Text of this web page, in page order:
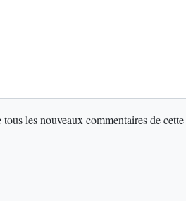
les nouveaux commentaires de